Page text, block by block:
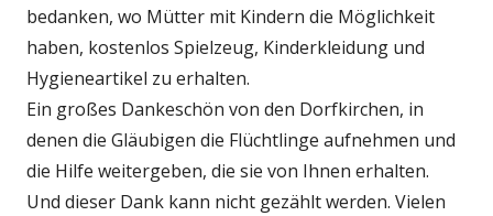
bedanken, wo Mütter mit Kindern die Möglichkeit
haben, kostenlos Spielzeug, Kinderkleidung und
Hygieneartikel zu erhalten.
Ein großes Dankeschön von den Dorfkirchen, in
denen die Gläubigen die Flüchtlinge aufnehmen und
die Hilfe weitergeben, die sie von Ihnen erhalten.
Und dieser Dank kann nicht gezählt werden. Vielen